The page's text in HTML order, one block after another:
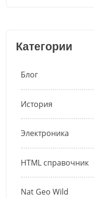
Категории
Блог
История
Электроника
HTML справочник
Nat Geo Wild